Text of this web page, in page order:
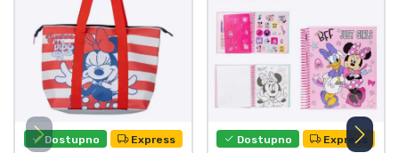
Dostupno Express Dostupno Express